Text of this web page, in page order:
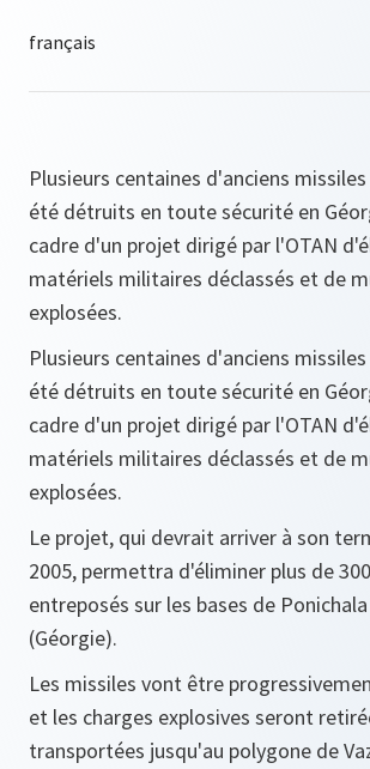
Plusieurs centaines d'anciens
été détruits en toute sécurité en
cadre d'un projet dirigé par l'OTAN
matériels militaires déclassés et de
explosées.
Plusieurs centaines d'anciens
été détruits en toute sécurité en
cadre d'un projet dirigé par l'OTAN
matériels militaires déclassés et de
explosées.
Le projet, qui devrait arriver à son
2005, permettra d'éliminer plus de
entreposés sur les bases de
(Géorgie).
Les missiles vont être
et les charges explosives seront
transportées jusqu'au polygone de